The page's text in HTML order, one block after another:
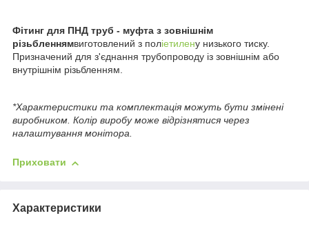
Фітинг для ПНД труб - муфта з зовнішнім
різьбленнямвиготовлений з поліетилену низького тиску.
Призначений для з'єднання трубопроводу із зовнішнім або
внутрішнім різьбленням.
*Характеристики та комплектація можуть бути змінені
виробником. Колір виробу може відрізнятися через
налаштування монітора.
Приховати
Характеристики